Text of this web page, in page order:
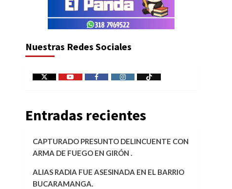
Nuestras Redes Sociales
X YoutubeFacebookInstagramTiktok
Entradas recientes
CAPTURADO PRESUNTO DELINCUENTE CON
ARMA DE FUEGO EN GIRÓN .
ALIAS RADIA FUE ASESINADA EN EL BARRIO
BUCARAMANGA.